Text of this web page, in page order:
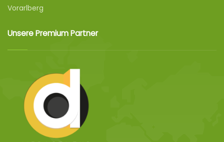
Vorarlberg
Unsere Premium Partner